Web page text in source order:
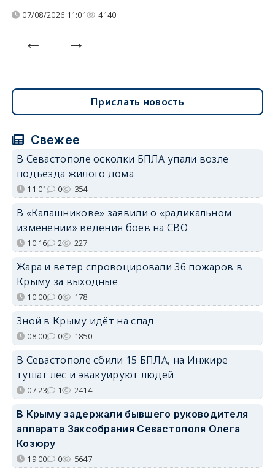
07/08/2026 11:01 4140
Прислать новость
Свежее
В Севастополе осколки БПЛА упали возле
подъезда жилого дома
11:01 0 354
В «Калашникове» заявили о «радикальном
изменении» ведения боёв на СВО
10:16 2 227
Жара и ветер спровоцировали 36 пожаров в
Крыму за выходные
10:00 0 178
Зной в Крыму идёт на спад
08:00 0 1850
В Севастополе сбили 15 БПЛА, на Инжире
тушат лес и эвакуируют людей
07:23 1 2414
В Крыму задержали бывшего руководителя
аппарата Заксобрания Севастополя Олега
Козюру
19:00 0 5647